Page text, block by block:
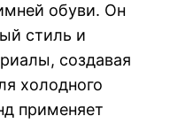
обуви. Он
стиль и
создавая
холодного
применяет